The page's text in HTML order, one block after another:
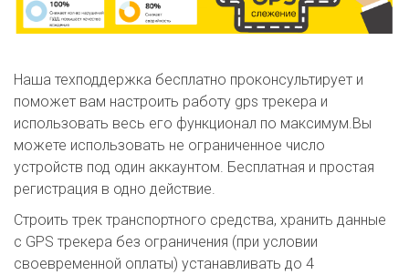
Наша техподдержка бесплатно проконсультирует и
поможет вам настроить работу gps трекера и
использовать весь его функционал по максимум.Вы
можете использовать не ограниченное число
устройств под один аккаунтом. Бесплатная и простая
регистрация в одно действие.
Строить трек транспортного средства, хранить данные
с GPS трекера без ограничения (при условии
своевременной оплаты) устанавливать до 4